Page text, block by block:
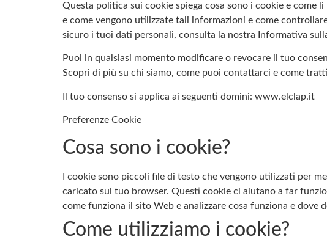
Questa politica sui cookie spiega cosa sono i cookie e
e come vengono utilizzate tali informazioni e come
sicuro i tuoi dati personali, consulta la nostra Informativa
Puoi in qualsiasi momento modificare o revocare il tuo
Scopri di più su chi siamo, come puoi contattarci e come
Il tuo consenso si applica ai seguenti domini: www.elclap.it
Preferenze Cookie
Cosa sono i cookie?
I cookie sono piccoli file di testo che vengono utilizzati per
caricato sul tuo browser. Questi cookie ci aiutano a far
come funziona il sito Web e analizzare cosa funziona e dove
Come utilizziamo i cookie?